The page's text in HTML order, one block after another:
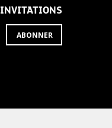
INVITATIONS
ABONNER